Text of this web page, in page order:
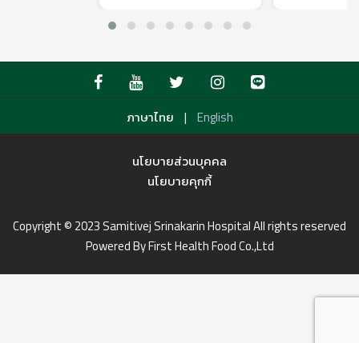
ภาษาไทย | English
นโยบายส่วนบุคคล
นโยบายคุกกี้
Copyright © 2023 Samitivej Srinakarin Hospital All rights reserved
Powered By First Health Food Co.,Ltd